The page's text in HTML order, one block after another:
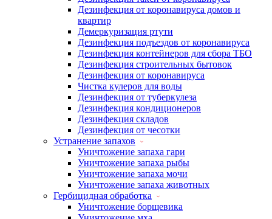
Дезинфекция от коронавируса домов и
квартир
Демеркуризация ртути
Дезинфекция подъездов от коронавируса
Дезинфекция контейнеров для сбора ТБО
Дезинфекция строительных бытовок
Дезинфекция от коронавируса
Чистка кулеров для воды
Дезинфекция от туберкулеза
Дезинфекция кондиционеров
Дезинфекция складов
Дезинфекция от чесотки
Устранение запахов
Уничтожение запаха гари
Уничтожение запаха рыбы
Уничтожение запаха мочи
Уничтожение запаха животных
Гербицидная обработка
Уничтожение борщевика